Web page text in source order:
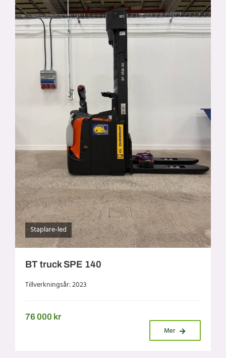
Staplare-led
BT truck SPE 140
Tillverkningsår: 2023
76 000 kr
Mer